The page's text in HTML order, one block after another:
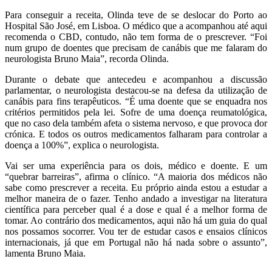
Para conseguir a receita, Olinda teve de se deslocar do Porto ao
Hospital São José, em Lisboa. O médico que a acompanhou até aqui
recomenda o CBD, contudo, não tem forma de o prescrever. “Foi
num grupo de doentes que precisam de canábis que me falaram do
neurologista Bruno Maia”, recorda Olinda.
Durante o debate que antecedeu e acompanhou a discussão
parlamentar, o neurologista destacou-se na defesa da utilização de
canábis para fins terapêuticos. “É uma doente que se enquadra nos
critérios permitidos pela lei. Sofre de uma doença reumatológica,
que no caso dela também afeta o sistema nervoso, e que provoca dor
crónica. E todos os outros medicamentos falharam para controlar a
doença a 100%”, explica o neurologista.
Vai ser uma experiência para os dois, médico e doente. E um
“quebrar barreiras”, afirma o clínico. “A maioria dos médicos não
sabe como prescrever a receita. Eu próprio ainda estou a estudar a
melhor maneira de o fazer. Tenho andado a investigar na literatura
científica para perceber qual é a dose e qual é a melhor forma de
tomar. Ao contrário dos medicamentos, aqui não há um guia do qual
nos possamos socorrer. Vou ter de estudar casos e ensaios clínicos
internacionais, já que em Portugal não há nada sobre o assunto”,
lamenta Bruno Maia.